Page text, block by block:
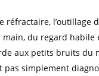
réfractaire, l’outillage
main, du regard habile
aux petits bruits du
pas simplement